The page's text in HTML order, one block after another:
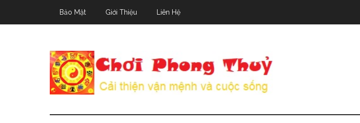
Bảo Mật Giới Thiệu Liên Hệ